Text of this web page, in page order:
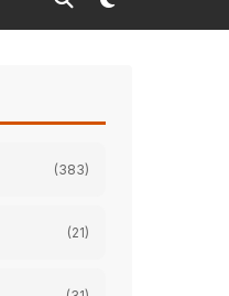
(383)
(21)